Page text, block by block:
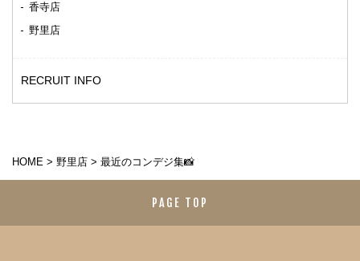
香寺店
野里店
RECRUIT INFO
HOME > 野里店 > 最近のコンデジ集📸
PAGE TOP